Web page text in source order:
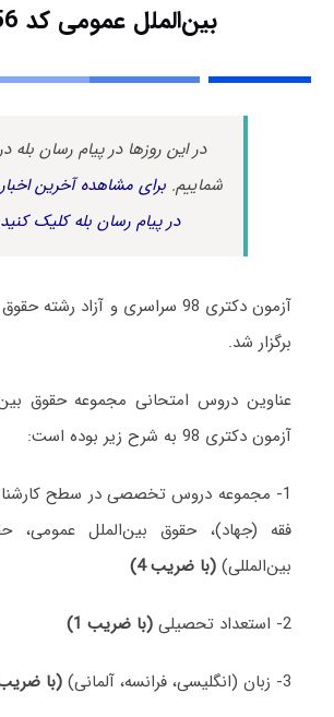
بین‌الملل عمومی کد 2156
در این روزها در پیام رسان بله
شماییم.برای مشاهده آخرین
در پیام رسان بله کلیک
آزمون دکتری 98 سراسری و آزاد
برگزار شد.
عناوین دروس امتحانی مجموعه حقوق
آزمون دکتری 98 به شرح زیر بوده است:
1- مجموعه دروس تخصصی در سطح
فقه (جهاد)، حقوق بین‌الملل عمومی،
بین‌المللی) (با ضریب 4)
2- استعداد تحصیلی (با ضریب 1)
3- زبان (انگلیسی، فرانسه، آلمانی) (با ضریب